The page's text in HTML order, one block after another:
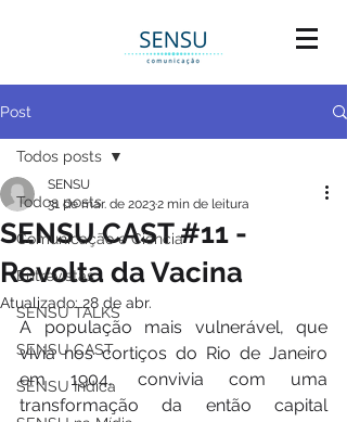
Post
Todos posts
Comunicação e Ciência
Entrevistas
SENSU TALKS
SENSU CAST
SENSU Indica
Todos posts
SENSU CAST #11 -
Revolta da Vacina
SENSU
31 de mar. de 20232 min de leitura
Atualizado: 28 de abr.
A população mais vulnerável, que
vivia nos cortiços do Rio de Janeiro
em 1904, convivia com uma
transformação da então capital